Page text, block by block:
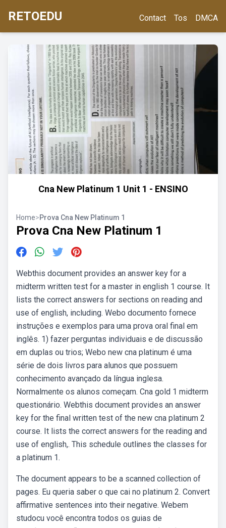
RETOEDU Contact Tos DMCA
Cna New Platinum 1 Unit 1 - ENSINO
Home>Prova Cna New Platinum 1
Prova Cna New Platinum 1
Webthis document provides an answer key for a
midterm written test for a master in english 1 course. It
lists the correct answers for sections on reading and
use of english, including. Webo documento fornece
instruções e exemplos para uma prova oral final em
inglês. 1) fazer perguntas individuais e de discussão
em duplas ou trios; Webo new cna platinum é uma
série de dois livros para alunos que possuem
conhecimento avançado da língua inglesa.
Normalmente os alunos começam. Cna gold 1 midterm
questionário. Webthis document provides an answer
key for the final written test of the new cna platinum 2
course. It lists the correct answers for the reading and
use of english,. This schedule outlines the classes for
a platinum 1.
The document appears to be a scanned collection of
pages. Eu queria saber o que cai no platinum 2. Convert
affirmative sentences into their negative. Webem
studocu você encontra todos os guias de